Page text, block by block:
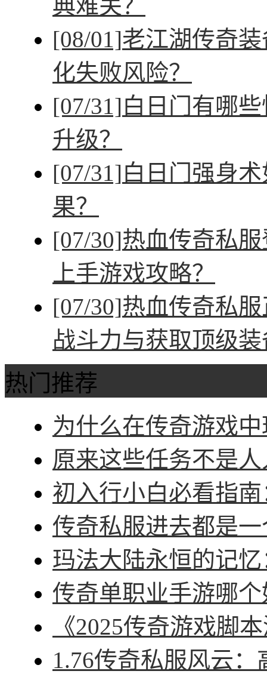
典难关？
[08/01]老江湖传奇
化失败风险？
[07/31]白日门有哪
升级？
[07/31]白日门强身
果？
[07/30]热血传奇私
上手游戏攻略？
[07/30]热血传奇私
战斗力与获取顶级
热门推荐
为什么在传奇游戏
原来这些任务不是
初入行小白必看指
传奇私服进去都是
玛法大陆永恒的记
传奇单职业手游哪
《2025传奇游戏脚
1.76传奇私服风云